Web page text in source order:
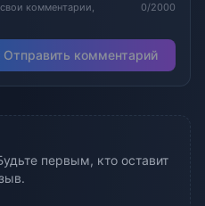
комментарии,
0/2000
Отправить комментарий
первым, кто оставит